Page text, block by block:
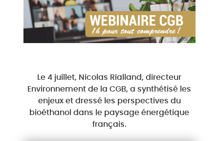
Le 4 juillet, Nicolas Rialland, directeur
Environnement de la CGB, a synthétisé les
enjeux et dressé les perspectives du
bioéthanol dans le paysage énergétique
français.